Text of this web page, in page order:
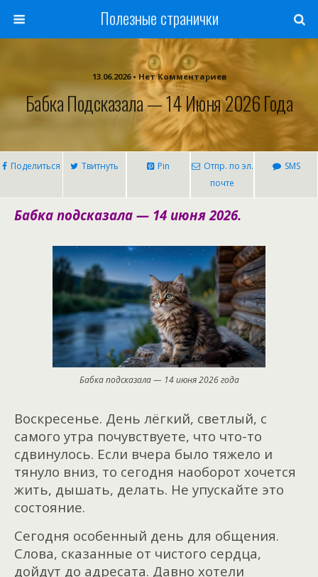
Полезные странички
13.06.2026 • Нет Комментариев
Бабка Подсказала — 14 Июня 2026 Года
Поделиться Твитнуть Pin
Отпр. по эл.
почте
SMS
Бабка подсказала — 14 июня 2026.
Бабка подсказала — 14 июня 2026 года
Воскресенье. День лёгкий, светлый, с
самого утра почувствуете, что что-то
сдвинулось. Если вчера было тяжело и
тянуло вниз, то сегодня наоборот хочется
жить, дышать, делать. Не упускайте это
состояние.
Сегодня особенный день для общения.
Слова, сказанные от чистого сердца,
дойдут до адресата. Давно хотели